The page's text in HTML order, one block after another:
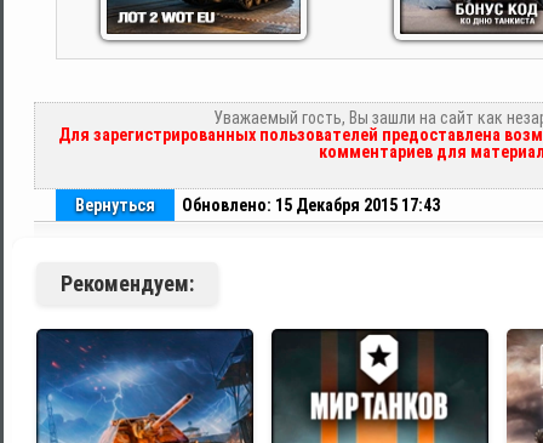
Уважаемый гость, Вы зашли на сайт как
Для зарегистрированных пользователей предоставлена
комментариев для
Вернуться Обновлено: 15 Декабря 2015 17:43
Рекомендуем: